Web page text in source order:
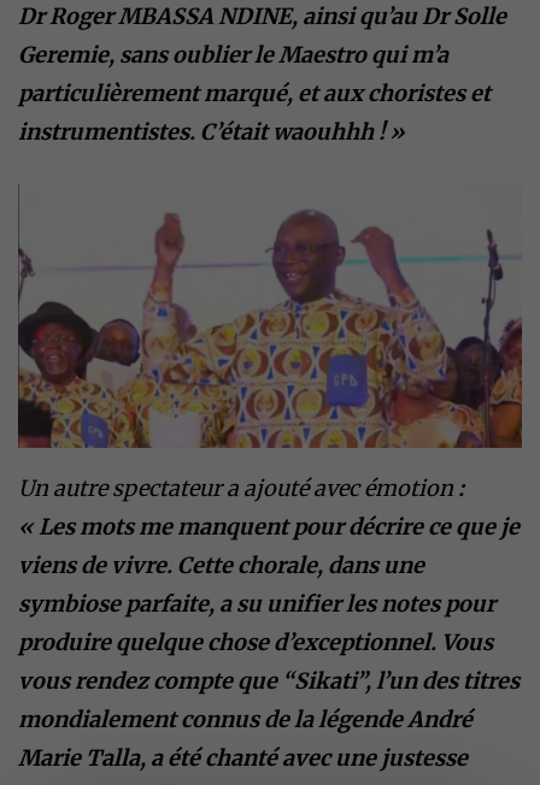
Dr Roger MBASSA NDINE, ainsi qu’au Dr Solle
Geremie, sans oublier le Maestro qui m’a
particulièrement marqué, et aux choristes et
instrumentistes. C’était waouhhh ! »
Un autre spectateur a ajouté avec émotion :
« Les mots me manquent pour décrire ce que je
viens de vivre. Cette chorale, dans une
symbiose parfaite, a su unifier les notes pour
produire quelque chose d’exceptionnel. Vous
vous rendez compte que “Sikati”, l’un des titres
mondialement connus de la légende André
Marie Talla, a été chanté avec une justesse